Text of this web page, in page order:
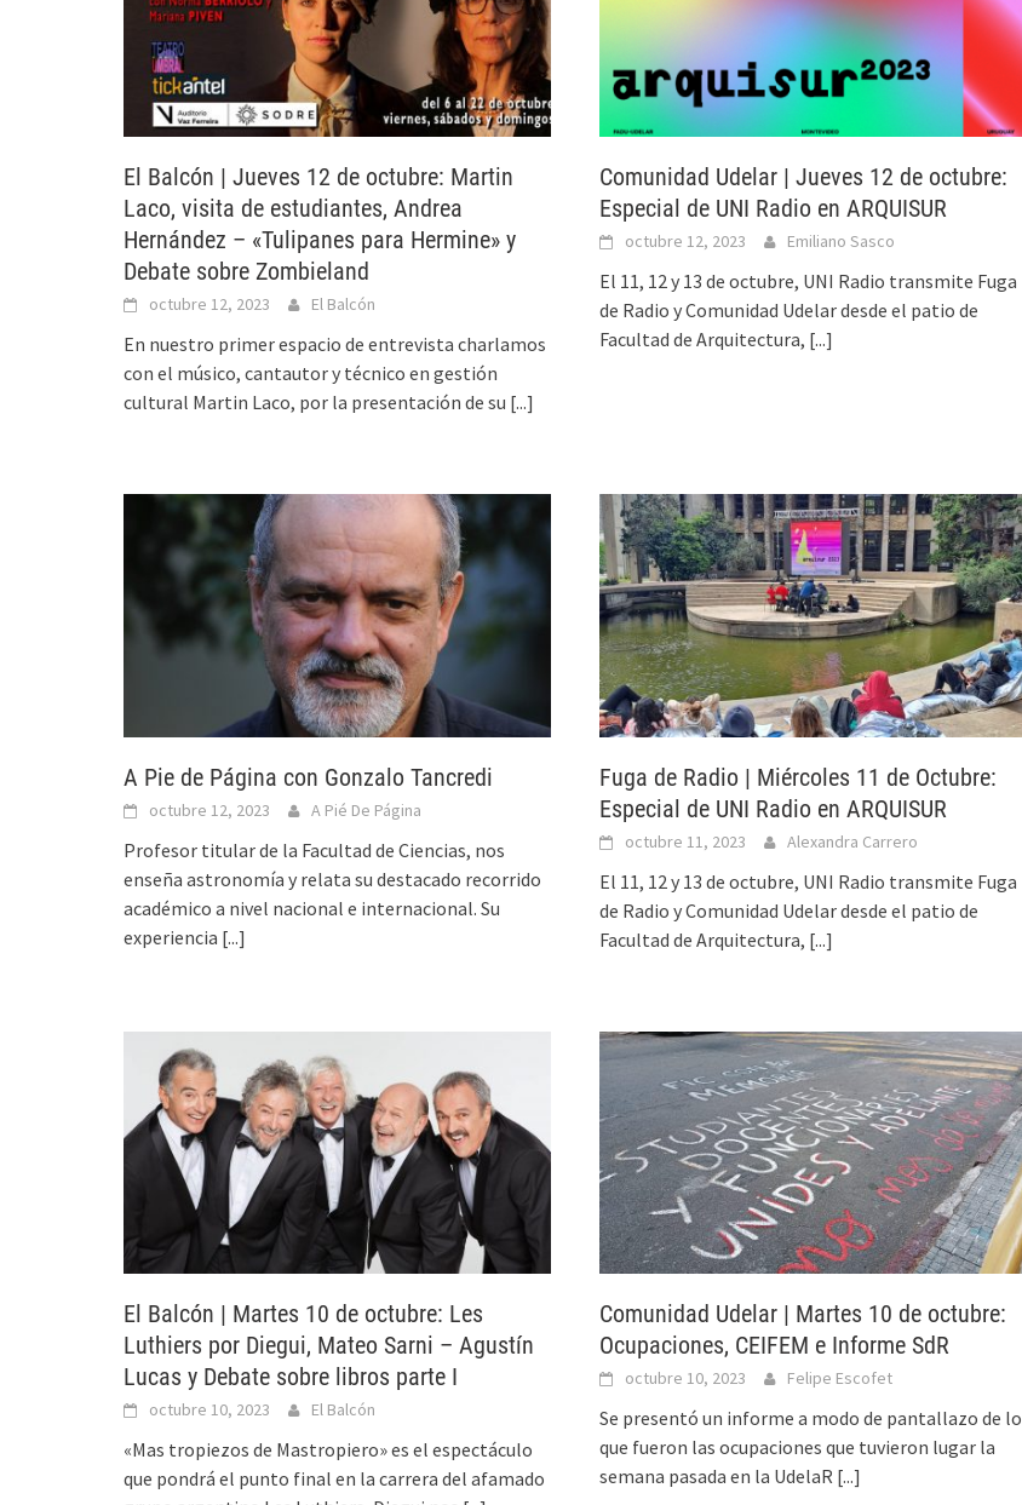
El Balcón | Jueves 12 de octubre: Martin
Laco, visita de estudiantes, Andrea
Hernández – «Tulipanes para Hermine» y
Debate sobre Zombieland
octubre 12, 2023 El Balcón
En nuestro primer espacio de entrevista charlamos
con el músico, cantautor y técnico en gestión
cultural Martin Laco, por la presentación de su [...]
Comunidad Udelar | Jueves 12 de octubre:
Especial de UNI Radio en ARQUISUR
octubre 12, 2023 Emiliano Sasco
El 11, 12 y 13 de octubre, UNI Radio transmite Fuga
de Radio y Comunidad Udelar desde el patio de
Facultad de Arquitectura, [...]
A Pie de Página con Gonzalo Tancredi
octubre 12, 2023 A Pié De Página
Profesor titular de la Facultad de Ciencias, nos
enseña astronomía y relata su destacado recorrido
académico a nivel nacional e internacional. Su
experiencia [...]
Fuga de Radio | Miércoles 11 de Octubre:
Especial de UNI Radio en ARQUISUR
octubre 11, 2023 Alexandra Carrero
El 11, 12 y 13 de octubre, UNI Radio transmite Fuga
de Radio y Comunidad Udelar desde el patio de
Facultad de Arquitectura, [...]
El Balcón | Martes 10 de octubre: Les
Luthiers por Diegui, Mateo Sarni – Agustín
Lucas y Debate sobre libros parte I
octubre 10, 2023 El Balcón
«Mas tropiezos de Mastropiero» es el espectáculo
que pondrá el punto final en la carrera del afamado
Comunidad Udelar | Martes 10 de octubre:
Ocupaciones, CEIFEM e Informe SdR
octubre 10, 2023 Felipe Escofet
Se presentó un informe a modo de pantallazo de lo
que fueron las ocupaciones que tuvieron lugar la
semana pasada en la UdelaR [...]